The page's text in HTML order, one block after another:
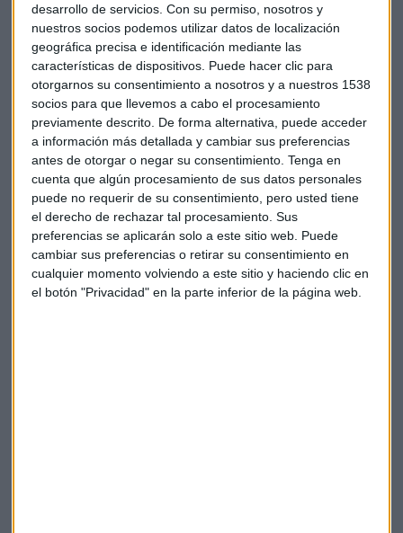
desarrollo de servicios. Con su permiso, nosotros y
nuestros socios podemos utilizar datos de localización
geográfica precisa e identificación mediante las
características de dispositivos. Puede hacer clic para
otorgarnos su consentimiento a nosotros y a nuestros 1538
socios para que llevemos a cabo el procesamiento
previamente descrito. De forma alternativa, puede acceder
a información más detallada y cambiar sus preferencias
antes de otorgar o negar su consentimiento. Tenga en
cuenta que algún procesamiento de sus datos personales
puede no requerir de su consentimiento, pero usted tiene
el derecho de rechazar tal procesamiento. Sus
preferencias se aplicarán solo a este sitio web. Puede
cambiar sus preferencias o retirar su consentimiento en
cualquier momento volviendo a este sitio y haciendo clic en
el botón "Privacidad" en la parte inferior de la página web.
Mow se desempeñó como el principal arquitecto de un
"bono volcánico de bitcoin" presentado por El Salvador
haría que el condado emitiera $ 1 mil millones en bonos
en la cadena lateral Liquid Bitcoin de Blockstreamy
luego dividiera las ganancias entre una asignación de $ 500
millones a BTC y una inversión en energía y bitcoin o
infraestructura minera.
Anunció que formó una nueva compañía, llamada 3 de
enero en referencia al lanzamiento de la red Bitcoin,para
enfocarse en la adopción de Bitcoin en los estados
nacionales.
Mow agregó quela compañía ha recaudado $21 millones